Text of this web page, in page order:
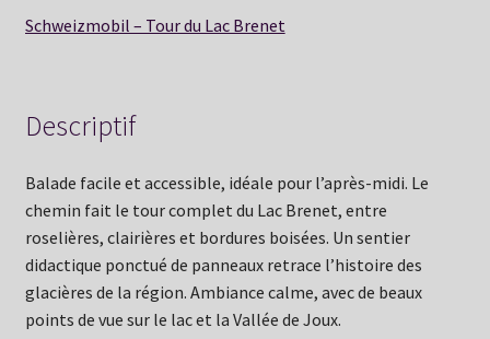
Schweizmobil – Tour du Lac Brenet
Descriptif
Balade facile et accessible, idéale pour l’après-midi. Le
chemin fait le tour complet du Lac Brenet, entre
roselières, clairières et bordures boisées. Un sentier
didactique ponctué de panneaux retrace l’histoire des
glacières de la région. Ambiance calme, avec de beaux
points de vue sur le lac et la Vallée de Joux.